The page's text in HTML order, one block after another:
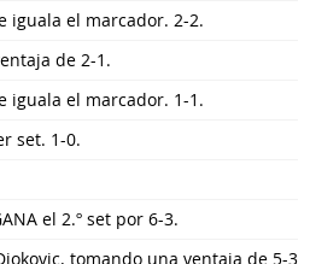
iguala el marcador. 2-2.
de 2-1.
iguala el marcador. 1-1.
set. 1-0.
el 2.º set por 6-3.
tomando una ventaja de 5-3